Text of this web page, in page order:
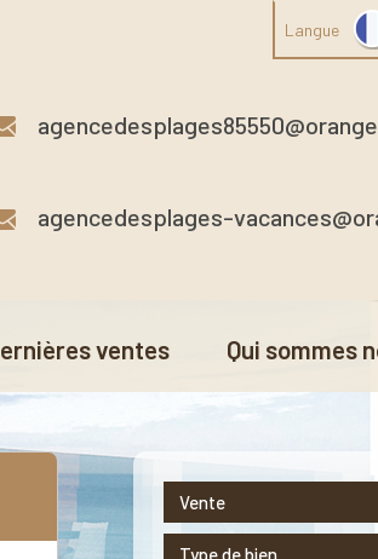
Langue
agencedesplages-
Dernières ventes Qui sommes
Vente
Type de bien